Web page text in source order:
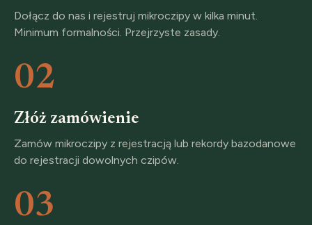
Dołącz do nas i rejestruj mikroczipy w kilka minut.
Minimum formalności. Przejrzyste zasady.
02
Złóż zamówienie
Zamów mikroczipy z rejestracją lub rekordy bazodanowe
do rejestracji dowolnych czipów.
03